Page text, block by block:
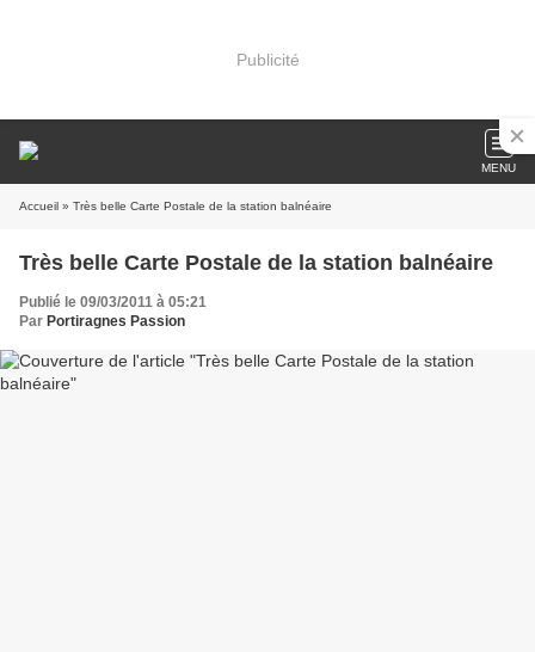
Publicité
MENU
Accueil » Très belle Carte Postale de la station balnéaire
Très belle Carte Postale de la station balnéaire
Publié le 09/03/2011 à 05:21
Par Portiragnes Passion